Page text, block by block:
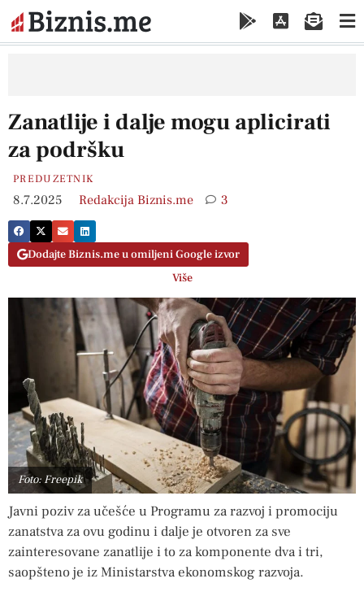
Zanatlije i dalje mogu aplicirati
za podršku
PREDUZETNIK
8.7.2025 Redakcija Biznis.me 3
Dodajte Biznis.me u omiljeni Google izvor
Više
Foto: Freepik
Javni poziv za učešće u Programu za razvoj i promociju
zanatstva za ovu godinu i dalje je otvoren za sve
zainteresovane zanatlije i to za komponente dva i tri,
saopšteno je iz Ministarstva ekonomskog razvoja.